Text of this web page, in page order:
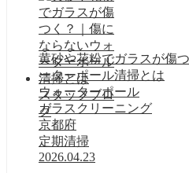
スタッフブロ
グ
黄砂や花粉でガラスが傷
ーターポール清掃とは
ウォーターポール
ガラスクリーニング
京都府
定期清掃
2026.04.23